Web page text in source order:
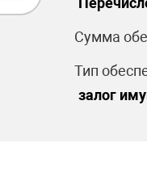
Сумма
Тип
залог